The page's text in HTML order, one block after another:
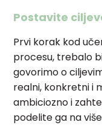
Postavite
Prvi korak kod
procesu, trebalo
govorimo o
realni, konkretni i
ambiciozno i
podelite ga na